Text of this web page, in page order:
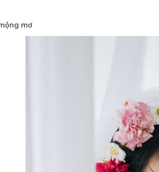
mơ